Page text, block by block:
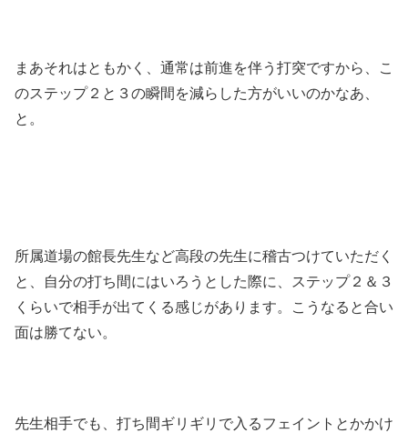
まあそれはともかく、通常は前進を伴う打突ですから、こ
のステップ２と３の瞬間を減らした方がいいのかなあ、
と。
所属道場の館長先生など高段の先生に稽古つけていただく
と、自分の打ち間にはいろうとした際に、ステップ２＆３
くらいで相手が出てくる感じがあります。こうなると合い
面は勝てない。
先生相手でも、打ち間ギリギリで入るフェイントとかかけ